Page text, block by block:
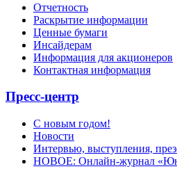
Отчетность
Раскрытие информации
Ценные бумаги
Инсайдерам
Информация для акционеров
Контактная информация
Пресс-центр
С новым годом!
Новости
Интервью, выступления,
НОВОЕ: Онлайн-журнал